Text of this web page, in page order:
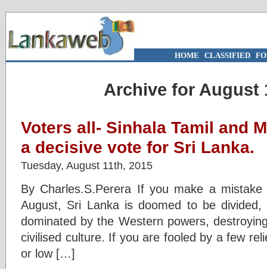
HOME | CLASSIFIED|
Archive for August
Voters all- Sinhala Tamil and
a decisive vote for Sri Lanka.
Tuesday, August 11th, 2015
By Charles.S.Perera If you make a
August, Sri Lanka is doomed to be
dominated by the Western powers,
civilised culture. If you are fooled by a few
or low […]